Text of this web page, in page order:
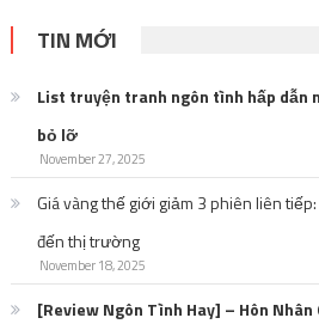
TIN MỚI
List truyện tranh ngôn tình hấp dẫn
bỏ lỡ
November 27, 2025
Giá vàng thế giới giảm 3 phiên liên
đến thị trường
November 18, 2025
[Review Ngôn Tình Hay] – Hôn